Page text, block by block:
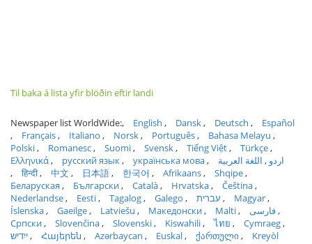
Til baka á lista yfir blöðin eftir landi
Newspaper list WorldWide: English Dansk Deutsch
Español
Français
Italiano Norsk Português
Bahasa Melayu
Polski
Romanesc Suomi Svensk Tiếng Việt
Türkçe
Ελληνικά
русский язык українська мова اردو
اللغة العربية
हिन्दी
中文 日本語 한국어 Afrikaans
Shqipe
Беларуская
Български Català Hrvatska
Čeština
Nederlandse
Eesti Tagalog Galego עברית
Magyar
Íslenska
Gaeilge Latviešu Македонски Malti
فارسی
Српски
Slovenčina Slovenski Kiswahili ไทย
Cymraeg
ייִדיש
Հայերեն Azərbaycan Euskal ქართული
Kreyòl